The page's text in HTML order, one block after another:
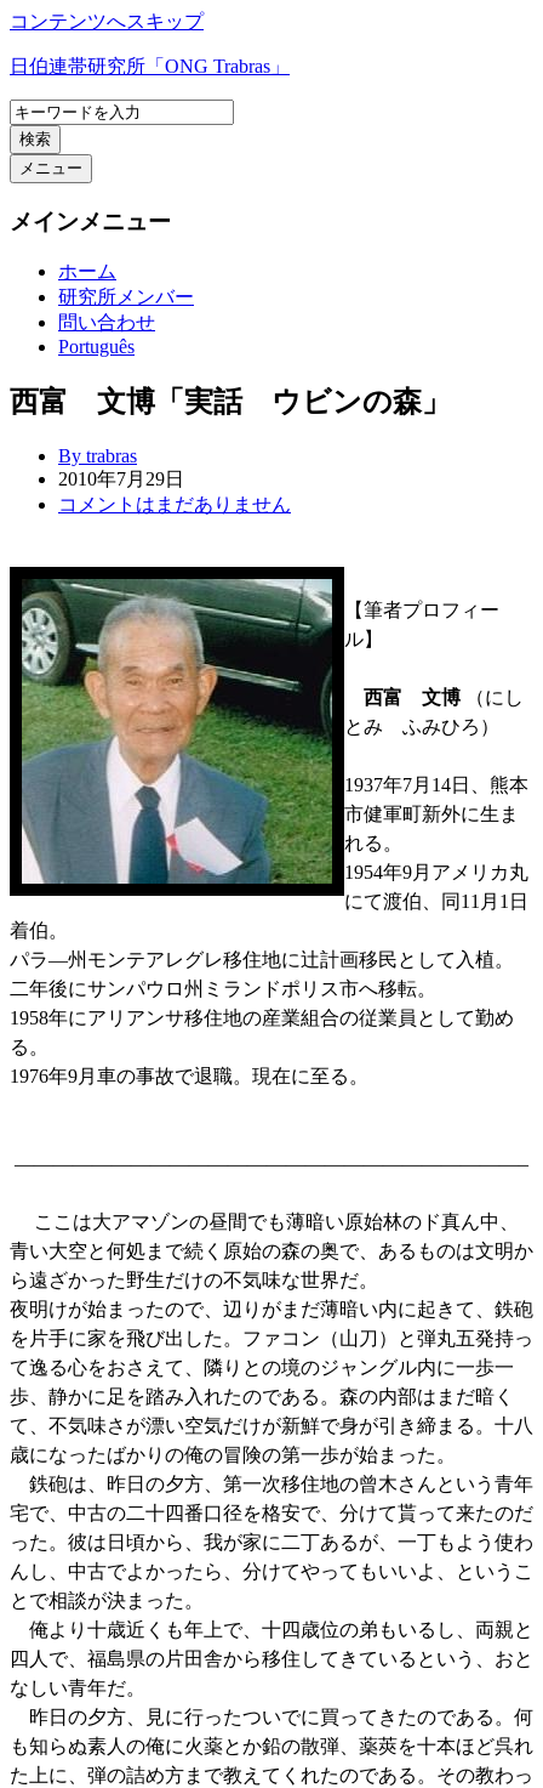
コンテンツへスキップ
日伯連帯研究所「ONG Trabras」
検索
メニュー
メインメニュー
ホーム
研究所メンバー
問い合わせ
Português
西富 文博「実話 ウビンの森」
By trabras
2010年7月29日
コメントはまだありません
【筆者プロフィー
ル】
西富 文博
（にし
とみ ふみひろ）
1937年7月14日、熊本
市健軍町新外に生ま
れる。
1954年9月アメリカ丸
にて渡伯、同11月1日
着伯。
パラ―州モンテアレグレ移住地に辻計画移民として入植。
二年後にサンパウロ州ミランドポリス市へ移転。
1958年にアリアンサ移住地の産業組合の従業員として勤め
る。
1976年9月車の事故で退職。現在に至る。
——————————————————————————–
ここは大アマゾンの昼間でも薄暗い原始林のド真ん中、
青い大空と何処まで続く原始の森の奥で、あるものは文明か
ら遠ざかった野生だけの不気味な世界だ。
夜明けが始まったので、辺りがまだ薄暗い内に起きて、鉄砲
を片手に家を飛び出した。ファコン（山刀）と弾丸五発持っ
て逸る心をおさえて、隣りとの境のジャングル内に一歩一
歩、静かに足を踏み入れたのである。森の内部はまだ暗く
て、不気味さが漂い空気だけが新鮮で身が引き締まる。十八
歳になったばかりの俺の冒険の第一歩が始まった。
鉄砲は、昨日の夕方、第一次移住地の曾木さんという青年
宅で、中古の二十四番口径を格安で、分けて貰って来たのだ
った。彼は日頃から、我が家に二丁あるが、一丁もよう使わ
んし、中古でよかったら、分けてやってもいいよ、というこ
とで相談が決まった。
俺より十歳近くも年上で、十四歳位の弟もいるし、両親と
四人で、福島県の片田舎から移住してきているという、おと
なしい青年だ。
昨日の夕方、見に行ったついでに買ってきたのである。何
も知らぬ素人の俺に火薬とか鉛の散弾、薬莢を十本ほど呉れ
た上に、弾の詰め方まで教えてくれたのである。その教わっ